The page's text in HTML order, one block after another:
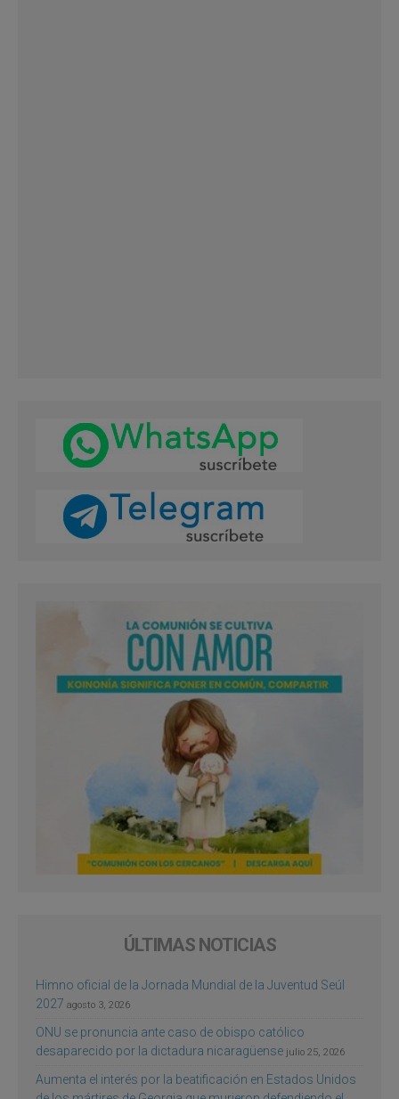
ÚLTIMAS NOTICIAS
Himno oficial de la Jornada Mundial de la Juventud Seúl
2027 agosto 3, 2026
ONU se pronuncia ante caso de obispo católico
desaparecido por la dictadura nicaragüense julio 25, 2026
Aumenta el interés por la beatificación en Estados Unidos